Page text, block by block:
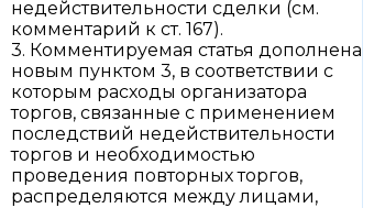
недействительности сделки (см.
комментарий к ст. 167).
3. Комментируемая статья дополнена
новым пунктом 3, в соответствии с
которым расходы организатора
торгов, связанные с применением
последствий недействительности
торгов и необходимостью
проведения повторных торгов,
распределяются между лицами,